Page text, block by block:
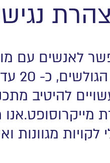
לאנשים עם
להיטיב
בשנת 2003 ע"י חברת
מגוונות